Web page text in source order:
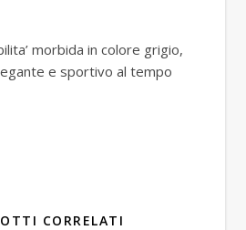
morbida in colore grigio,
e sportivo al tempo
CORRELATI